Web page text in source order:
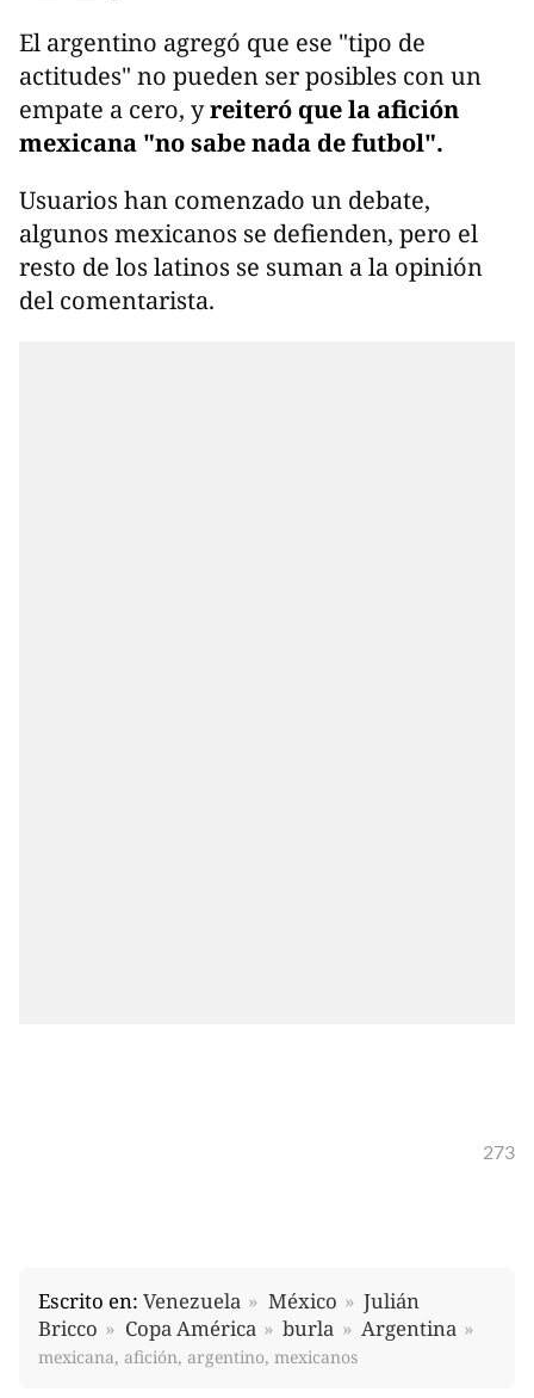
El argentino agregó que ese "tipo de
actitudes" no pueden ser posibles con un
empate a cero, yreiteró que la afición
mexicana "no sabe nada de futbol".
Usuarios han comenzado un debate,
algunos mexicanos se defienden, pero el
resto de los latinos se suman a la opinión
del comentarista.
273
Escrito en: Venezuela México
Julián
Bricco
Copa América burla Argentina
mexicana, afición, argentino, mexicanos